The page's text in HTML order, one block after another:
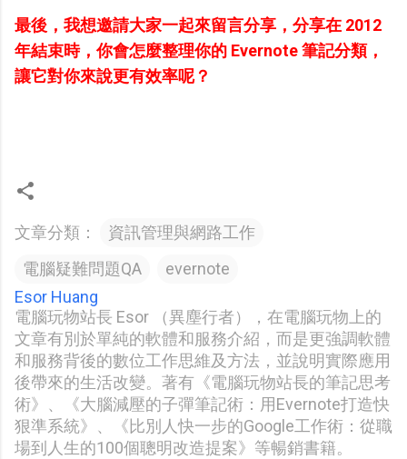
最後，我想邀請大家一起來留言分享，分享在 2012
年結束時，你會怎麼整理你的 Evernote 筆記分類，
讓它對你來說更有效率呢？
文章分類：
資訊管理與網路工作
電腦疑難問題QA
evernote
Esor Huang
電腦玩物站長 Esor （異塵行者），在電腦玩物上的
文章有別於單純的軟體和服務介紹，而是更強調軟體
和服務背後的數位工作思維及方法，並說明實際應用
後帶來的生活改變。著有《電腦玩物站長的筆記思考
術》、《大腦減壓的子彈筆記術：用Evernote打造快
狠準系統》、《比別人快一步的Google工作術：從職
場到人生的100個聰明改造提案》等暢銷書籍。